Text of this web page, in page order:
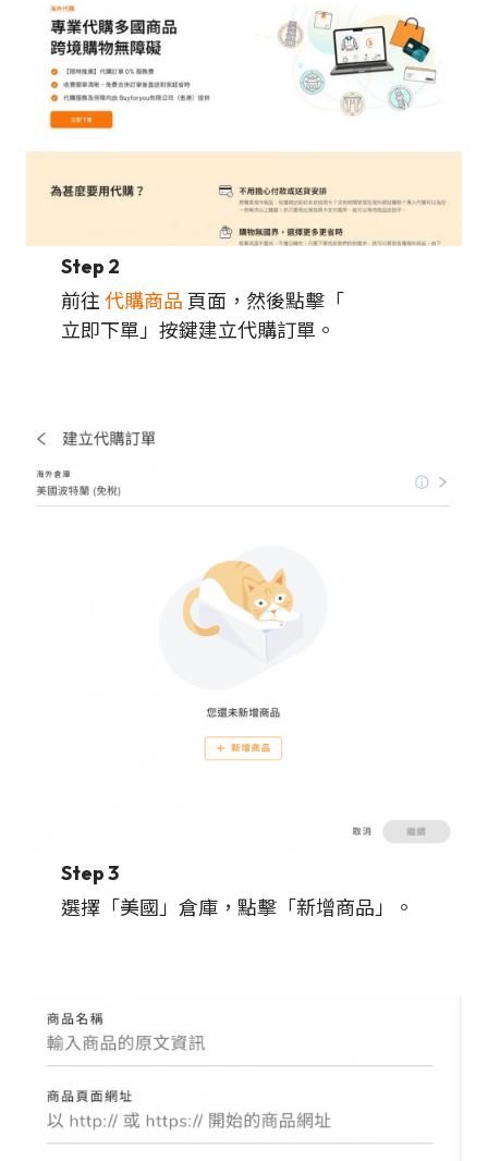
Step 2
前往 代購商品 頁面，然後點擊「
立即下單」按鍵建立代購訂單。
Step 3
選擇「美國」倉庫，點擊「新增商品」。